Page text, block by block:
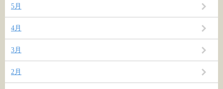
5月
4月
3月
2月